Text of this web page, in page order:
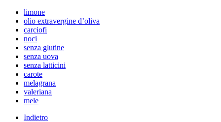
limone
olio extravergine d’oliva
carciofi
noci
senza glutine
senza uova
senza latticini
carote
melagrana
valeriana
mele
Indietro